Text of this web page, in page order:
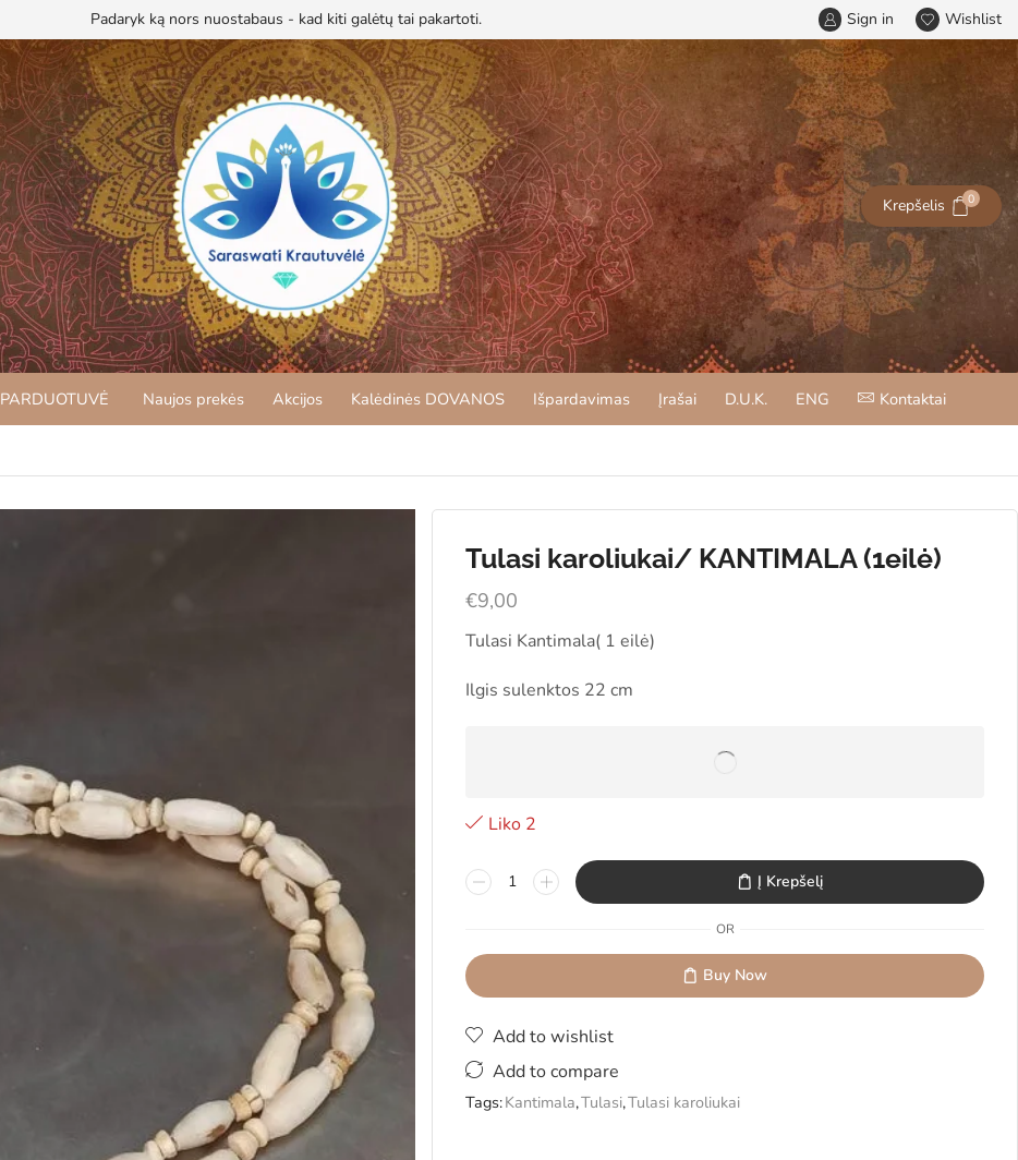
Padaryk ką nors nuostabaus - kad kiti galėtų tai pakartoti. Sign in Wishlist
Krepšelis 0
PARDUOTUVĖ Naujos prekės Akcijos Kalėdinės DOVANOS Išpardavimas Įrašai D.U.K. ENG Kontaktai
Tulasi karoliukai/ KANTIMALA (1eilė)
€9,00
Tulasi Kantimala( 1 eilė)
Ilgis sulenktos 22 cm
Liko 2
Į Krepšelį
OR
Buy Now
Add to wishlist
Add to compare
Tags:Kantimala,Tulasi,Tulasi karoliukai